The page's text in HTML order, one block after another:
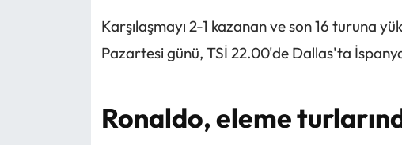
Karşılaşmayı 2-1 kazanan ve son 16 turuna
Pazartesi günü, TSİ 22.00'de Dallas'ta
Ronaldo, eleme